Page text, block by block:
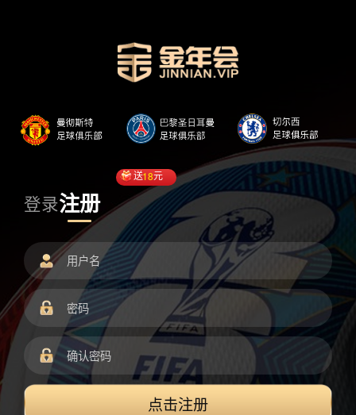
登录注册
送18元
点击注册